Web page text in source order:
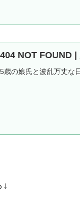
404 NOT FOUND
5歳の娘氏と波乱万丈な